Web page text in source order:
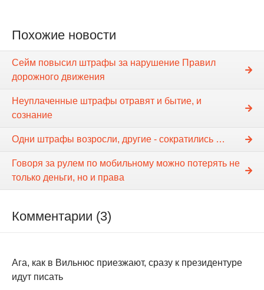
Похожие новости
Сейм повысил штрафы за нарушение Правил
дорожного движения
Неуплаченные штрафы отравят и бытие, и
сознание
Одни штрафы возросли, другие - сократились …
Говоря за рулем по мобильному можно потерять не
только деньги, но и права
Комментарии (3)
Ага, как в Вильнюс приезжают, сразу к президентуре
идут писать